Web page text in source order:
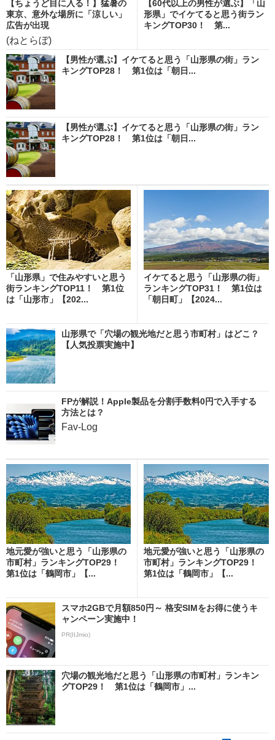
【ちょうど目に入る！】猛暑の
東京、意外な場所に「涼しい」
広告が出現
(ねとらぼ)
【60代以上の男性が選ぶ】「山
形県」でイケてると思う街ラン
キングTOP30！ 第...
【男性が選ぶ】イケてると思う「山形県の街」ラン
キングTOP28！ 第1位は「朝日...
【男性が選ぶ】イケてると思う「山形県の街」ラン
キングTOP28！ 第1位は「朝日...
「山形県」で住みやすいと思う
街ランキングTOP11！ 第1位
は「山形市」【202...
イケてると思う「山形県の街」
ランキングTOP31！ 第1位は
「朝日町」【2024...
山形県で「穴場の観光地だと思う市町村」はどこ？
【人気投票実施中】
FPが解説！Apple製品を分割手数料0円で入手する
方法とは？
Fav-Log
地元愛が強いと思う「山形県の
市町村」ランキングTOP29！
第1位は「鶴岡市」【...
地元愛が強いと思う「山形県の
市町村」ランキングTOP29！
第1位は「鶴岡市」【...
スマホ2GBで月額850円～ 格安SIMをお得に使うキ
ャンペーン実施中！
PR(IIJmio)
穴場の観光地だと思う「山形県の市町村」ランキン
グTOP29！ 第1位は「鶴岡市」...